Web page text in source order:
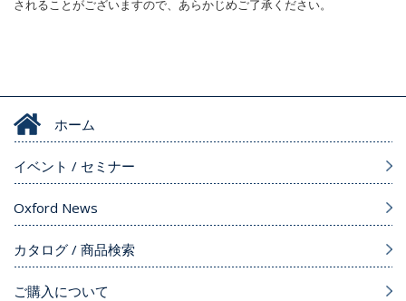
されることがございますので、あらかじめご了承ください。
ホーム
イベント / セミナー
Oxford News
カタログ / 商品検索
ご購入について